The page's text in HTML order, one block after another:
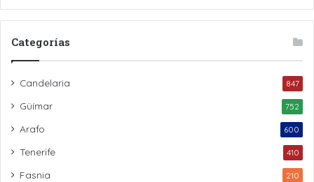
Categorías
Candelaria 847
Güímar 752
Arafo 600
Tenerife 410
Fasnia 210